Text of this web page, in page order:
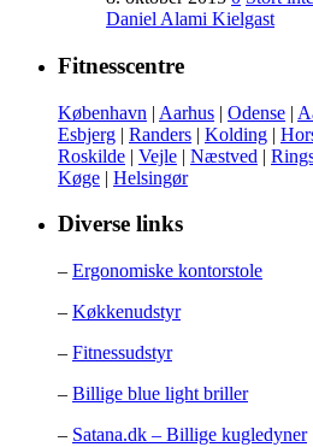
Daniel Alami Kielgast
Fitnesscentre
København | Aarhus | Odense |
Esbjerg | Randers | Kolding |
Roskilde | Vejle | Næstved |
Køge | Helsingør
Diverse links
– Ergonomiske kontorstole
– Køkkenudstyr
– Fitnessudstyr
– Billige blue light briller
– Satana.dk – Billige kugledyner